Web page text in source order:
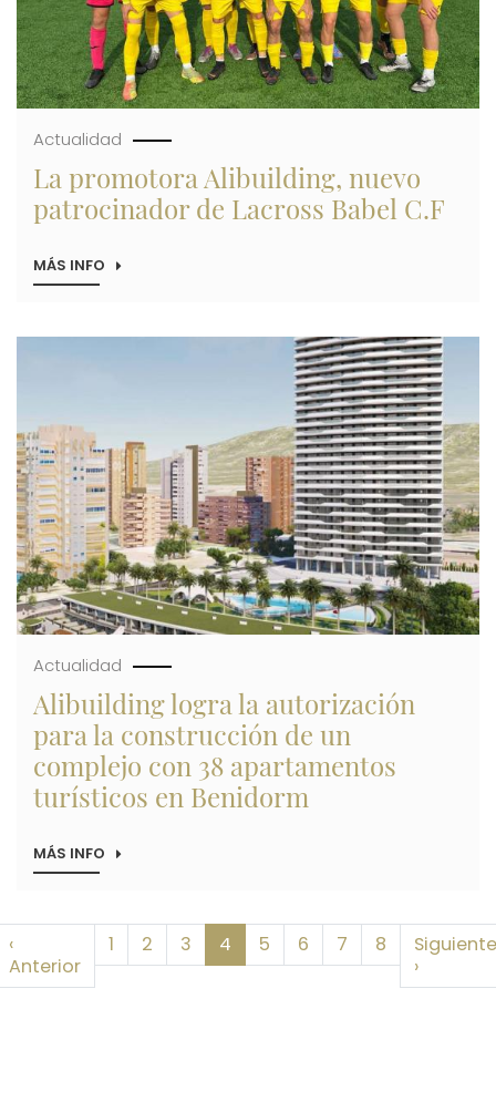
DE
VENTAS
Actualidad
La promotora Alibuilding, nuevo
patrocinador de Lacross Babel C.F
MÁS INFO SOBRE
NUEVO
Actualidad
Alibuilding logra la autorización
para la construcción de un
complejo con 38 apartamentos
turísticos en Benidorm
MÁS INFO SOBRE
AUTORIZACIÓN
PARA
LA
Paginación
página
‹
AnteriorPágina anterior
1 2 3 4 5 6 7 8
Siguiente
›